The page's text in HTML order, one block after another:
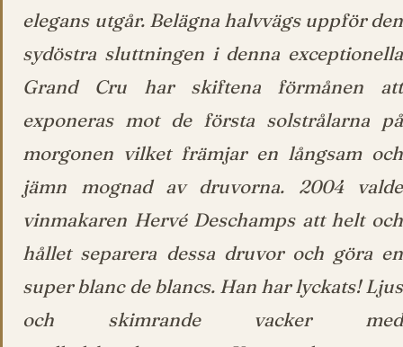
elegans utgår. Belägna halvvägs uppför den
sydöstra sluttningen i denna exceptionella
Grand Cru har skiftena förmånen att
exponeras mot de första solstrålarna på
morgonen vilket främjar en långsam och
jämn mognad av druvorna. 2004 valde
vinmakaren Hervé Deschamps att helt och
hållet separera dessa druvor och göra en
super blanc de blancs. Han har lyckats! Ljus
och skimrande vacker med